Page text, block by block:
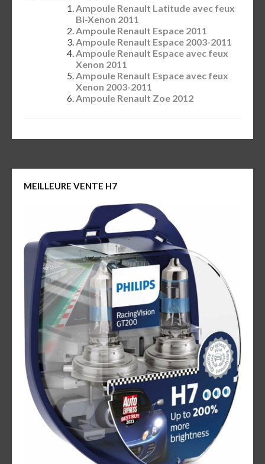
Ampoule Renault Latitude avec feux
Bi-Xenon 2011
Ampoule Renault Espace 2011
Ampoule Renault Espace 2003-2011
Ampoule Renault Espace avec feux
Xenon 2011
Ampoule Renault Espace avec feux
Xenon 2003-2011
Ampoule Renault Zoe 2012
MEILLEURE VENTE H7